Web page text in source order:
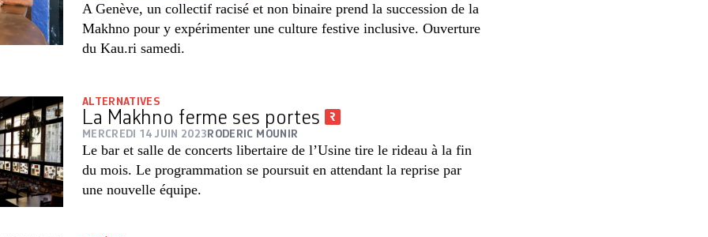
A Genève, un collectif racisé et non binaire prend la succession de la
Makhno pour y expérimenter une culture festive inclusive. Ouverture
du Kau.ri samedi.
ALTERNATIVES
La Makhno ferme ses portes
MERCREDI 14 JUIN 2023 RODERIC MOUNIR
Le bar et salle de concerts libertaire de l’Usine tire le rideau à la fin
du mois. Le programmation se poursuit en attendant la reprise par
une nouvelle équipe.